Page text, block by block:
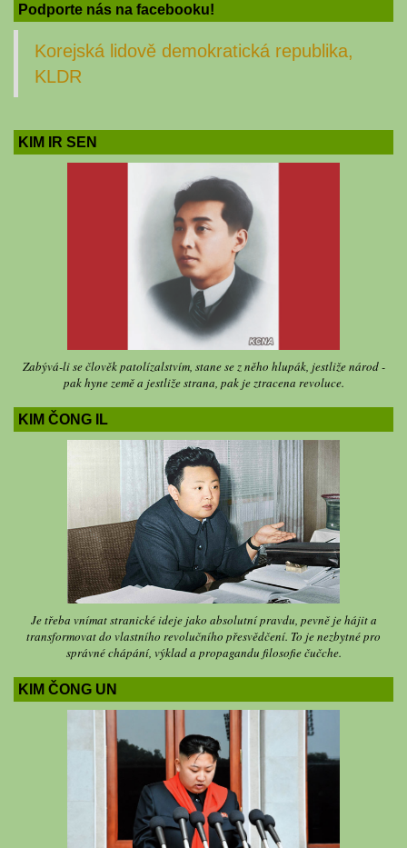
Podporte nás na facebooku!
Korejská lidově demokratická republika,
KLDR
KIM IR SEN
Zabývá-li se člověk patolízalstvím, stane se z něho hlupák, jestliže národ -
pak hyne země a jestliže strana, pak je ztracena revoluce.
KIM ČONG IL
Je třeba vnímat stranické ideje jako absolutní pravdu, pevně je hájit a
transformovat do vlastního revolučního přesvědčení. To je nezbytné pro
správné chápání, výklad a propagandu filosofie čučche.
KIM ČONG UN